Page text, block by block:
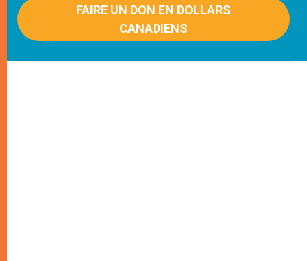
FAIRE UN DON EN DOLLARS
CANADIENS